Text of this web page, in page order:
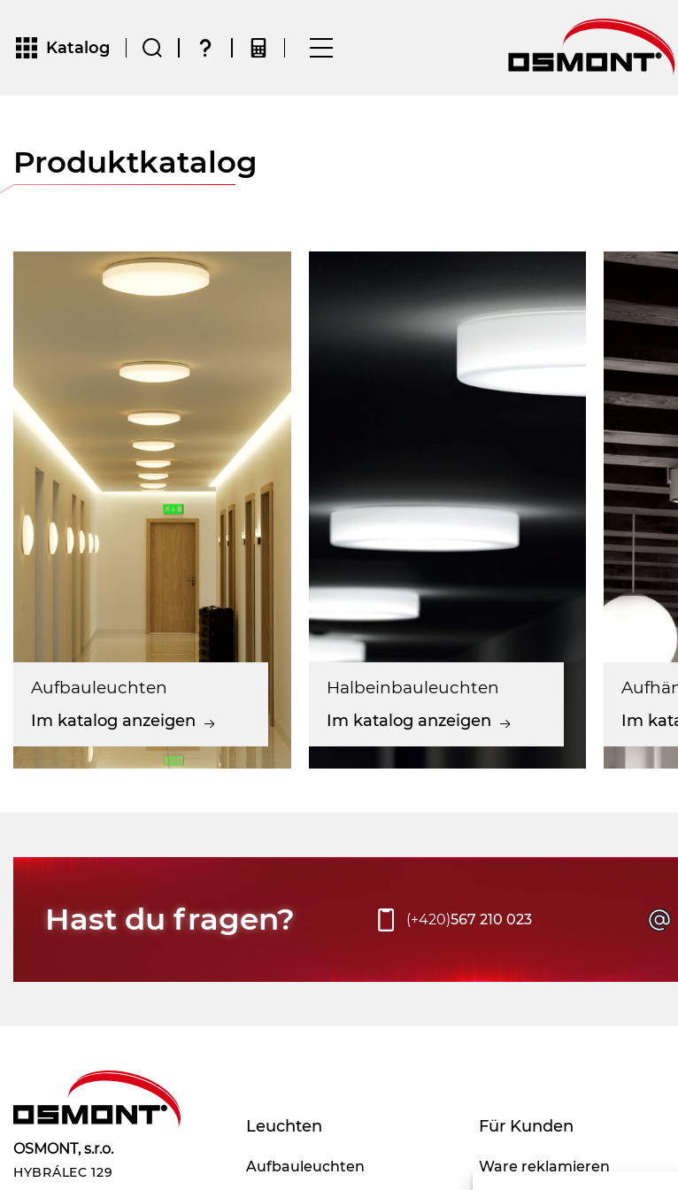
Katalog
Produktkatalog
Aufbauleuchten
Im katalog anzeigen
Halbeinbauleuchten
Im katalog anzeigen Im
Hast du fragen? (+420)567 210 023
OSMONT, s.r.o.
HYBRÁLEC 129
Leuchten
Aufbauleuchten
Für Kunden
Ware reklamieren